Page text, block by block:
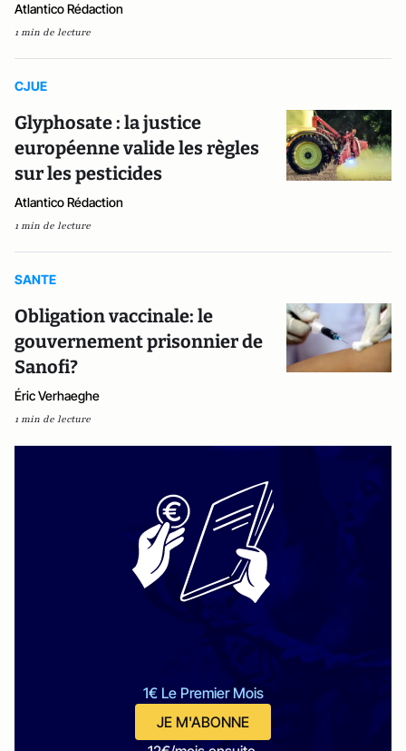
Atlantico Rédaction
1 min de lecture
CJUE
Glyphosate : la justice
européenne valide les règles
sur les pesticides
Atlantico Rédaction
1 min de lecture
SANTE
Obligation vaccinale: le
gouvernement prisonnier de
Sanofi?
Éric Verhaeghe
1 min de lecture
1€ Le Premier Mois
JE M'ABONNE